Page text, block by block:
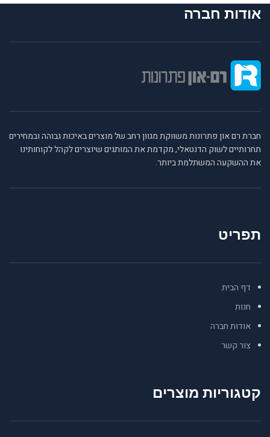
אודות חברה
חברת רם און פתרונות משווקת מגוון רחב של מוצרים באיכות גבוהה ובמחירים
תחרותיים לשוק הדנטאלי, מקדמת את המותגים שיוצרים לקהל לקוחותינו
את ההשקעה המשתלמת ביותר.
תפריט
דף הבית
חנות
אודות חברה
צור קשר
קטגוריות מוצרים